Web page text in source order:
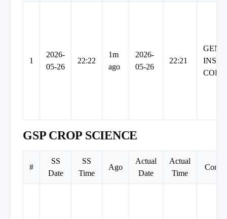
1
2026-
05-26
22:22
1m
ago
2026-
05-26
22:21
CORP
GSP CROP SCIENCE
#
SS
Date
SS
Time
Ago
Actual
Date
Actual
Time